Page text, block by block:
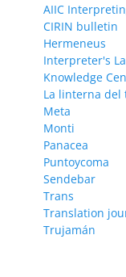
AIIC
CIRIN bulletin
Hermeneus
Interpreter's
Knowledge
La linterna del
Meta
Monti
Panacea
Puntoycoma
Sendebar
Trans
Translation
Trujamán